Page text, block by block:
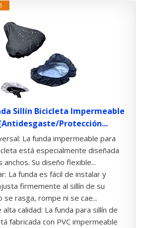
Sillín Bicicleta Impermeable
Protección...
La funda impermeable para
está especialmente diseñada
anchos. Su diseño flexible...
La funda es fácil de instalar y
firmemente al sillín de su
se rasga, rompe ni se cae...
calidad: La funda para sillín de
fabricada con PVC impermeable